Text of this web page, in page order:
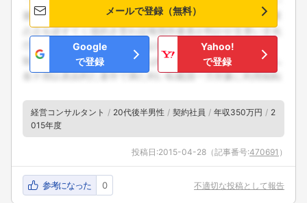
メールで登録（無料）
Google
で登録
Yahoo!
で登録
経営コンサルタント 20代後半男性 契約社員 年収350万円
2
015年度
投稿日:2015-04-28 （記事番号:470691 ）
参考になった 0 不適切な投稿として報告